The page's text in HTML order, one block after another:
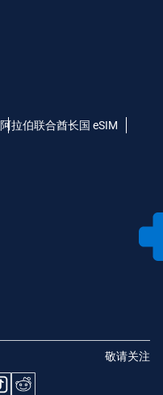
阿拉伯联合酋长国 eSIM
敬请关注